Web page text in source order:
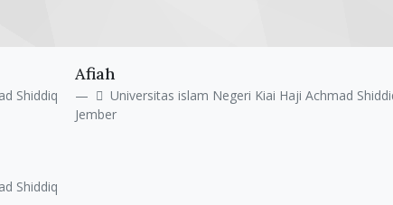
Shiddiq
Afiah
Universitas islam Negeri Kiai Haji Achmad
Jember
Shiddiq